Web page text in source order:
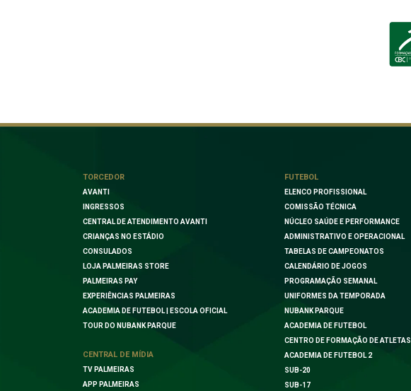
TORCEDOR
AVANTI
INGRESSOS
CENTRAL DE ATENDIMENTO AVANTI
CRIANÇAS NO ESTÁDIO
CONSULADOS
LOJA PALMEIRAS STORE
PALMEIRAS PAY
EXPERIÊNCIAS PALMEIRAS
ACADEMIA DE FUTEBOL | ESCOLA OFICIAL
TOUR DO NUBANK PARQUE
CENTRAL DE MÍDIA
TV PALMEIRAS
APP PALMEIRAS
FUTEBOL
ELENCO PROFISSIONAL
COMISSÃO TÉCNICA
NÚCLEO SAÚDE E PERFORMANCE
ADMINISTRATIVO E OPERACIONAL
TABELAS DE CAMPEONATOS
CALENDÁRIO DE JOGOS
PROGRAMAÇÃO SEMANAL
UNIFORMES DA TEMPORADA
NUBANK PARQUE
ACADEMIA DE FUTEBOL
CENTRO DE FORMAÇÃO DE ATLETAS
ACADEMIA DE FUTEBOL 2
SUB-20
SUB-17